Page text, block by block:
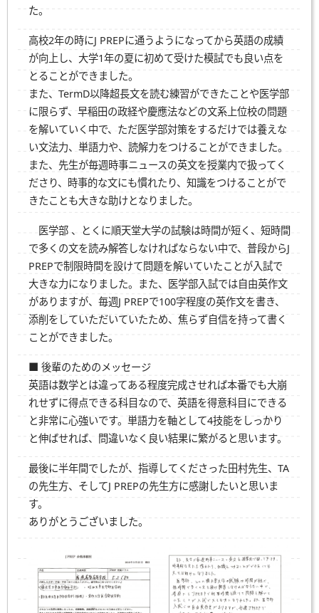
た。
高校2年の時にJ PREPに通うようになってから英語の成績
が向上し、大学1年の夏に初めて受けた模試でも良い点を
とることができました。
また、TermD以降超長文を読む練習ができたことや医学部
に限らず、早稲田の政経や慶應法などの文系上位校の問題
を解いていく中で、ただ医学部対策をするだけでは養えな
い文法力、単語力や、読解力をつけることができました。
また、先生が毎週時事ニュースの英文を授業内で扱ってく
ださり、時事的な文にも慣れたり、知識をつけることがで
きたことも大きな助けとなりました。
医学部 、とくに順天堂大学の試験は時間が短く、短時間
で多くの文を読み解答しなければならない中で、普段からJ
PREPで制限時間を設けて問題を解いていたことが入試で
大きな力になりました。また、医学部入試では自由英作文
がありますが、毎週J PREPで100字程度の英作文を書き、
添削をしていただいていたため、焦らず自信を持って書く
ことができました。
■ 後輩のためのメッセージ
英語は数学とは違ってある程度完成させれば本番でも大崩
れせずに得点できる科目なので、英語を得意科目にできる
と非常に心強いです。単語力を軸として4技能をしっかり
と伸ばせれば、問違いなく良い結果に繁がると思います。
最後に半年間でしたが、指導してくださった田村先生、TA
の先生方、そしてJ PREPの先生方に感謝したいと思いま
す。
ありがとうございました。